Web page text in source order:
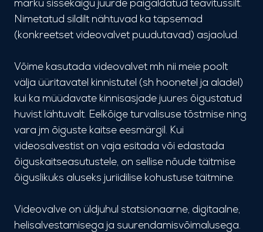
märku sissekäigu juurde paigaldatud teavitussilt.
Nimetatud sildilt nähtuvad ka täpsemad
(konkreetset videovalvet puudutavad) asjaolud.
Võime kasutada videovalvet mh nii meie poolt
välja üüritavatel kinnistutel (sh hoonetel ja aladel)
kui ka müüdavate kinnisasjade juures õigustatud
huvist lähtuvalt. Eelkõige turvalisuse tõstmise ning
vara jm õiguste kaitse eesmärgil. Kui
videosalvestist on vaja esitada või edastada
õiguskaitseasutustele, on sellise nõude täitmise
õiguslikuks aluseks juriidilise kohustuse täitmine.
Videovalve on üldjuhul statsionaarne, digitaalne,
helisalvestamisega ja suurendamisvõimalusega.